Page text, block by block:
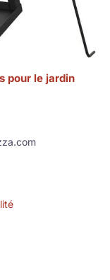
pour le jardin